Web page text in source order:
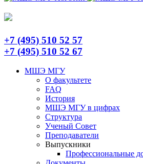
+7 (495) 510 52 57
+7 (495) 510 52 67
МШЭ МГУ
О факультете
FAQ
История
МШЭ МГУ в цифрах
Структура
Ученый Совет
Преподаватели
Выпускники
Профессиональные